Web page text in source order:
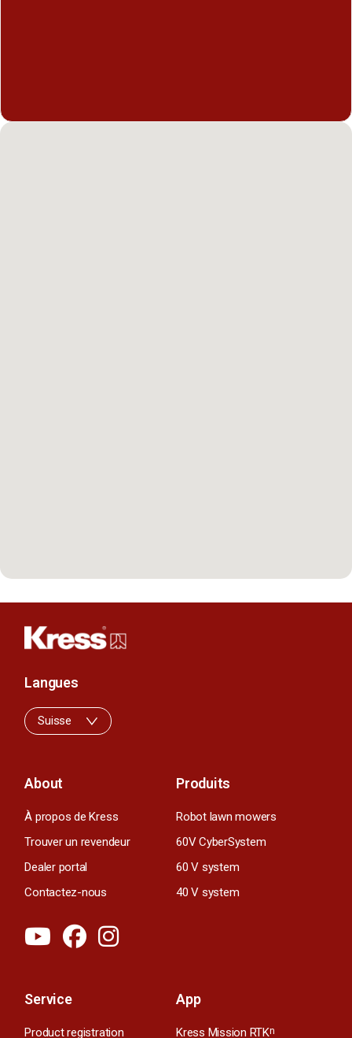
About
À propos de Kress
Trouver un revendeur
Dealer portal
Contactez-nous
Produits
Robot lawn mowers
60V CyberSystem
60 V system
40 V system
Service
Product registration
App
Kress Mission RTKn
Langues
Suisse